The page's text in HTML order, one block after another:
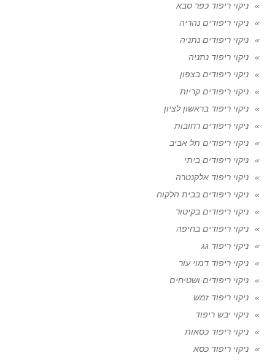
ניקוי ריפוד כפר סבא
ניקוי ריפודים נהריה
ניקוי ריפודים נתניה
ניקוי ריפוד נתניה
ניקוי ריפודים בצפון
ניקוי ריפודים קריות
ניקוי ריפוד בראשון לציון
ניקוי ריפודים רחובות
ניקוי ריפודים תל אביב
ניקוי ריפודים ביתי
ניקוי ריפוד אלקנטרה
ניקוי ריפודים בבית הלקוח
ניקוי ריפודים בקיטור
ניקוי ריפודים בחיפה
ניקוי ריפוד גג
ניקוי ריפוד דמוי עור
ניקוי ריפודים ושטיחים
ניקוי ריפוד זמש
ניקוי יבש ריפוד
ניקוי ריפוד כסאות
ניקוי ריפוד כסא